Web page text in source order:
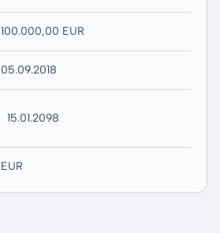
100.000,00 EUR
05.09.2018
15.01.2098
EUR